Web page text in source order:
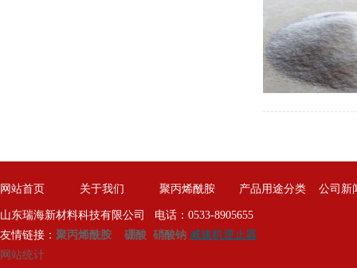
网站首页 关于我们 聚丙烯酰胺 产品用途分类 公司新
山东瑞海新材料科技有限公司 电话：0533-8905655
友情链接： 聚丙烯酰胺 硼酸 硝酸钠 减速机逆止器
网站统计